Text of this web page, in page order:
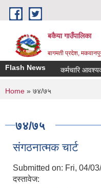
Skip to main content
बकैया गाउँपालिका
बागमती प्रदेश,
Flash News कर्मचारि
You are here
Home » ७४/७५
७४/७५
संगठनात्मक चार्ट
Submitted on: Fri, 04/
दस्तावेज: